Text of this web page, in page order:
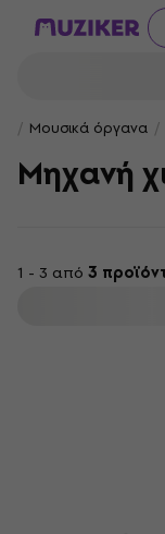
Μουσικά όργανα
Μηχανή
1 - 3 από 3